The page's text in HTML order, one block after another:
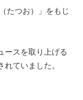
たつお）」をもじ
ースを取り上げる
れていました。